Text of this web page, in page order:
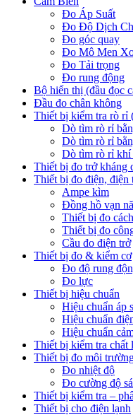
Đo Áp Suất
Đo Độ Dịch
Đo góc quay
Đo Mô Men
Đo Tải trọng
Đo rung động
Bộ hiển thị (đầu đọc
Đầu đo chân không
Thiết bị kiểm tra rò rỉ
Dò tìm rò rỉ
Dò tìm rò rỉ
Dò tìm rò rỉ khí
Thiết bị đo trở kháng
Thiết bị đo điện, điện
Ampe kìm
Đồng hồ vạn
Thiết bị đo
Thiết bị đo
Cầu đo điện trở
Thiết bị đo & kiểm cơ
Đo độ rung
Đo lực
Thiết bị hiệu chuẩn
Hiệu chuẩn áp
Hiệu chuẩn
Hiệu chuẩn
Thiết bị kiểm tra
Thiết bị đo môi
Đo nhiệt độ
Đo cường độ
Thiết bị kiểm tra –
Thiết bị cho điện lạnh